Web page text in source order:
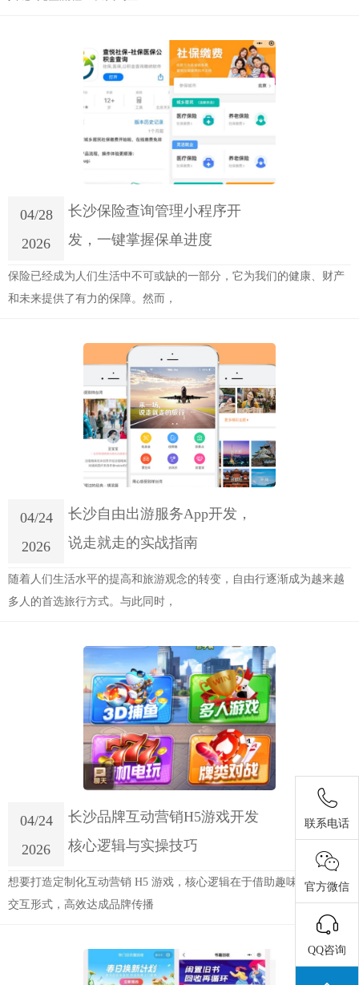
04/28
2026
长沙保险查询管理小程序开
发，一键掌握保单进度
保险已经成为人们生活中不可或缺的一部分，它为我们的健康、财产
和未来提供了有力的保障。然而，
04/24
2026
长沙自由出游服务App开发，
说走就走的实战指南
随着人们生活水平的提高和旅游观念的转变，自由行逐渐成为越来越
多人的首选旅行方式。与此同时，
04/24
2026
长沙品牌互动营销H5游戏开发
核心逻辑与实操技巧
想要打造定制化互动营销 H5 游戏，核心逻辑在于借助趣味性的游戏
交互形式，高效达成品牌传播
联系电话
官方微信
QQ咨询